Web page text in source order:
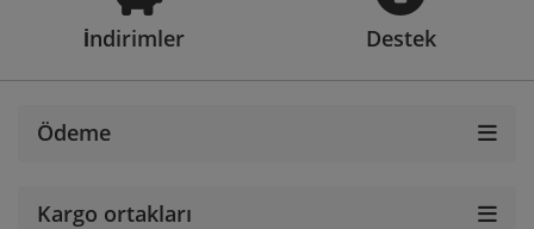
İndirimler Destek
Ödeme
Kargo ortakları